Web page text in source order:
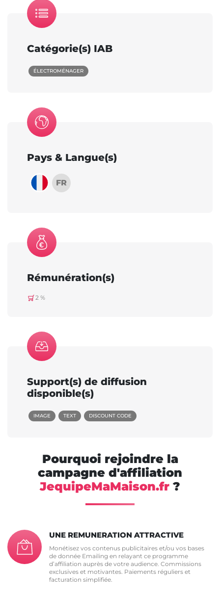
Catégorie(s) IAB
ÉLECTROMÉNAGER
Pays & Langue(s)
FR
Rémunération(s)
2 %
Support(s) de diffusion
disponible(s)
IMAGE TEXT DISCOUNT CODE
Pourquoi rejoindre la
campagne d'affiliation
JequipeMaMaison.fr ?
UNE REMUNERATION ATTRACTIVE
Monétisez vos contenus publicitaires et/ou vos bases
de donnée Emailing en relayant ce programme
d’affiliation auprès de votre audience. Commissions
exclusives et motivantes. Paiements réguliers et
facturation simplifiée.